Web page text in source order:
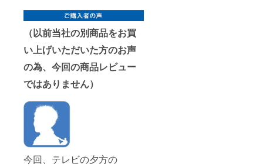
（以前当社の別商品をお買
い上げいただいた方のお声
の為、今回の商品レビュー
ではありません）
今回、テレビの夕方の